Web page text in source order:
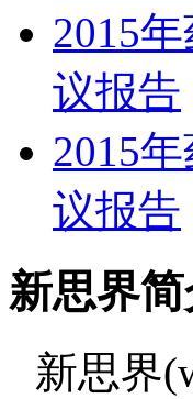
2015
议报告
2015
议报告
新思界
新思界